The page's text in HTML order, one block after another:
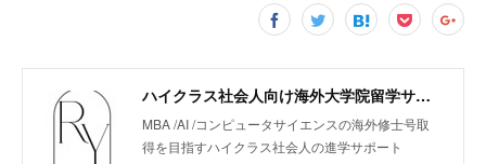
ハイクラス社会人向け海外大学院留学サポート「リューガクエージェント」
MBA /AI /コンピュータサイエンスの海外修士号取
得を目指すハイクラス社会人の進学サポート